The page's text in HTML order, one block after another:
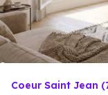
Coeur Saint Jean